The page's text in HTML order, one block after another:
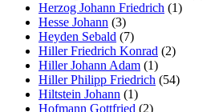
Herzog Johann Friedrich (1)
Hesse Johann (3)
Heyden Sebald (7)
Hiller Friedrich Konrad (2)
Hiller Johann Adam (1)
Hiller Philipp Friedrich (54)
Hiltstein Johann (1)
Hofmann Gottfried (2)